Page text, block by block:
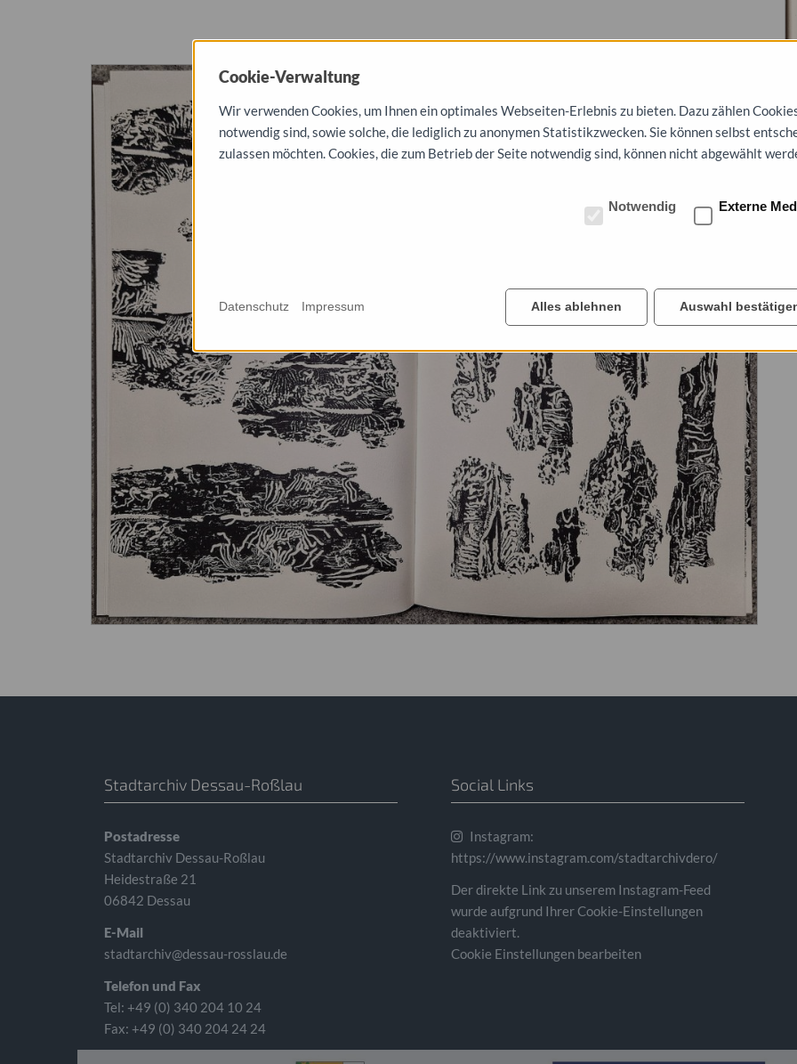
Stadtarchiv Dessau-Roßlau
Postadresse
Stadtarchiv Dessau-Roßlau
Heidestraße 21
06842 Dessau
E-Mail
stadtarchiv@dessau-rosslau.de
Telefon und Fax
Tel: +49 (0) 340 204 10 24
Fax: +49 (0) 340 204 24 24
Social Links
Instagram:
https://www.instagram.com/stadtarchivdero/
Der direkte Link zu unserem Instagram-Feed
wurde aufgrund Ihrer Cookie-Einstellungen
deaktiviert.
Cookie Einstellungen bearbeiten
Cookie-Verwaltung
Wir verwenden Cookies, um Ihnen ein optimales Webseiten-Erlebnis zu bieten. Dazu zählen
notwendig sind, sowie solche, die lediglich zu anonymen Statistikzwecken. Sie können selbst
zulassen möchten. Cookies, die zum Betrieb der Seite notwendig sind, können nicht abgewählt
Notwendig Externe
Alles ablehnen Auswahl
Datenschutz Impressum